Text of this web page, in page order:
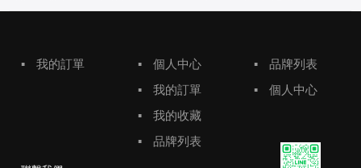
▪ 我的訂單 ▪
個人中心
▪
我的訂單
▪
我的收藏
▪
品牌列表
▪
品牌列表
▪
個人中心